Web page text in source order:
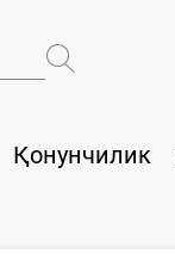
Қонунчилик